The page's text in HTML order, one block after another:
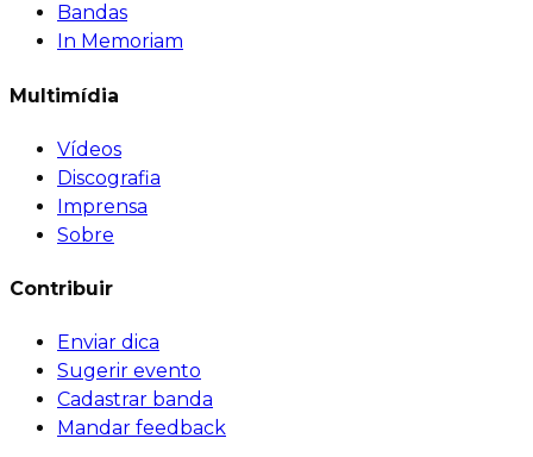
Bandas
In Memoriam
Multimídia
Vídeos
Discografia
Imprensa
Sobre
Contribuir
Enviar dica
Sugerir evento
Cadastrar banda
Mandar feedback